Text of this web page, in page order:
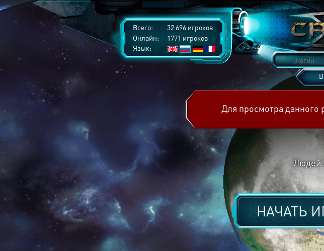
Всего:
32 696 игроков
Онлайн:
1771 игроков
Язык:
Для просмотра данного
Людей
НАЧАТЬ